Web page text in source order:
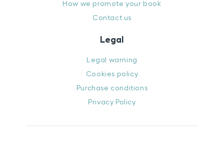
How we promote your book
Contact us
Legal
Legal warning
Cookies policy
Purchase conditions
Privacy Policy